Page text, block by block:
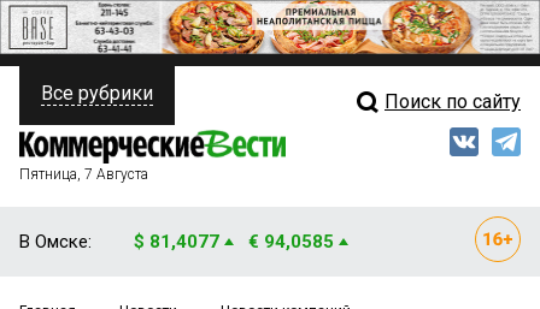
ПОЛИТИКА
ФИНАНСЫ
Свежий выпуск
Все рубрики Поиск по сайту
Пятница, 7 Августа
В Омске: $ 81,4077 € 94,0585